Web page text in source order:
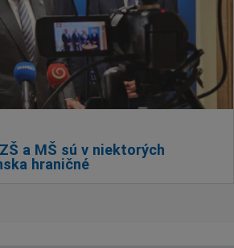
a MŠ sú v niektorých
hraničné